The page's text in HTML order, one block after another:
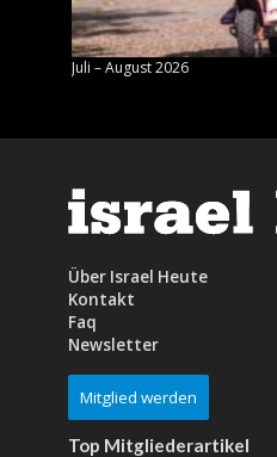
Juli – August 2026
Über Israel Heute
Kontakt
Faq
Newsletter
Mitglied werden
Top Mitgliederartikel